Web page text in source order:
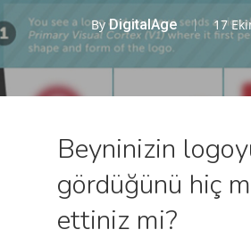
By DigitalAge 17
Beyninizin
gördüğünü hiç
ettiniz mi?